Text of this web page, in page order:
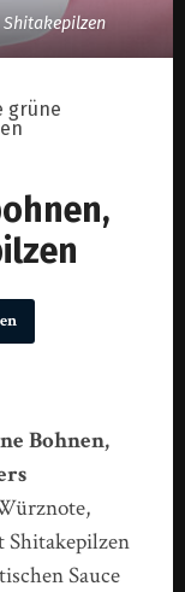
grüne
Bohnen,
Shitakepilzen
Sauce